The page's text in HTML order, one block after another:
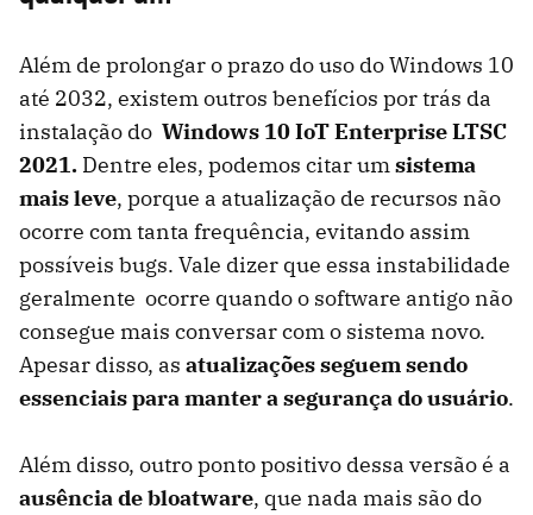
Além de prolongar o prazo do uso do Windows 10
até 2032, existem outros benefícios por trás da
instalação do Windows 10 IoT Enterprise LTSC
2021. Dentre eles, podemos citar umsistema
mais leve, porque a atualização de recursos não
ocorre com tanta frequência, evitando assim
possíveis bugs. Vale dizer que essa instabilidade
geralmente ocorre quando o software antigo não
consegue mais conversar com o sistema novo.
Apesar disso, as atualizações seguem sendo
essenciais para manter a segurança do usuário.
Além disso, outro ponto positivo dessa versão é a
ausência de bloatware, que nada mais são do